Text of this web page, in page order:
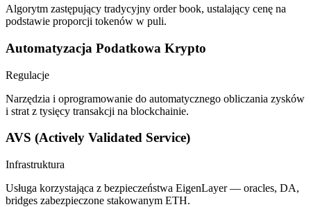
Algorytm zastępujący tradycyjny order book, ustalający cenę na
podstawie proporcji tokenów w puli.
Automatyzacja Podatkowa Krypto
Regulacje
Narzędzia i oprogramowanie do automatycznego obliczania zysków
i strat z tysięcy transakcji na blockchainie.
AVS (Actively Validated Service)
Infrastruktura
Usługa korzystająca z bezpieczeństwa EigenLayer — oracles, DA,
bridges zabezpieczone stakowanym ETH.